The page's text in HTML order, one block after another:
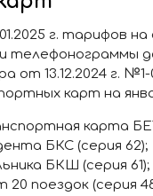
г. тарифов
телефонограммы
от 13.12.2024 г.
карт на
карта
БКС (серия 62);
БКШ (серия 61);
поездок (серия